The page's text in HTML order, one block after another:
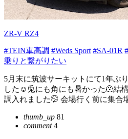
ZR-V RZ4
#TEIN車高調 #Weds Sport #SA-01R
乗りと繋がりたい
5月末に筑波サーキットにて1年ぶ
した☺️兎にも角にも暑かった🫠結
調入れました🤭 会場行く前に集合
thumb_up 81
comment4